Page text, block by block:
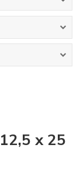
x 25